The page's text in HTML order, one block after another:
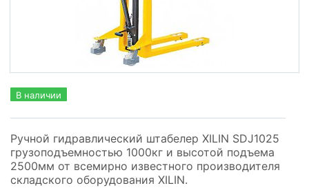
В наличии
Ручной гидравлический штабелер XILIN SDJ1025
грузоподъемностью 1000кг и высотой подъема
2500мм от всемирно известного производителя
складского оборудования XILIN.